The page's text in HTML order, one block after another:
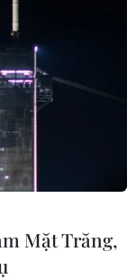
Mặt Trăng,